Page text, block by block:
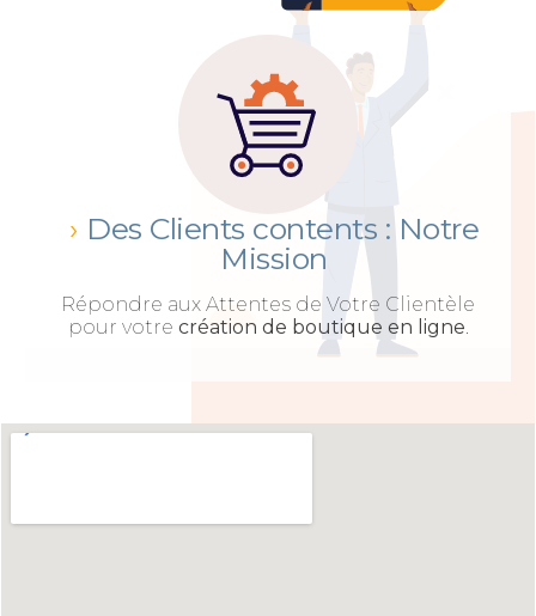
Des Clients contents : Notre
Mission
Répondre aux Attentes de Votre Clientèle
pour votre création de boutique en ligne